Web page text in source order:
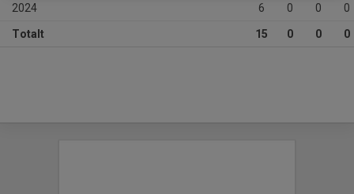
2024 6 0 0 0
Totalt 15 0 0 0